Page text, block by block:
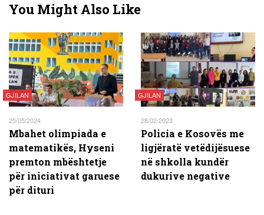
You Might Also Like
GJILAN
25/05/2024
Mbahet olimpiada e
matematikës, Hyseni
premton mbështetje
për iniciativat garuese
për dituri
GJILAN
28/02/2023
Policia e Kosovës me
ligjëratë vetëdijësuese
në shkolla kundër
dukurive negative